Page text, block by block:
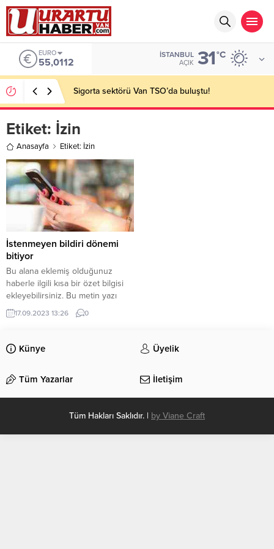
EURO
55,0112
İSTANBUL
AÇIK 31°C
Sigorta sektörü Van TSO’da buluştu!
Etiket: İzin
Anasayfa Etiket: İzin
İstenmeyen bildiri dönemi
bitiyor
Bu alana eklemiş olduğunuz
haberle ilgili kısa bir özet bilgisi
ekleyebilirsiniz. Bu metin yazı
düzenleme sayfasında “Özet”
bölümünden eklenebilir. Özet
olarak bu şekilde gösterilir,
eklenmemişse bu alan boş kalır.
17.09.2023 13:26 0
Künye Üyelik
Tüm Yazarlar İletişim
Tüm Hakları Saklıdır. | by Viane Craft